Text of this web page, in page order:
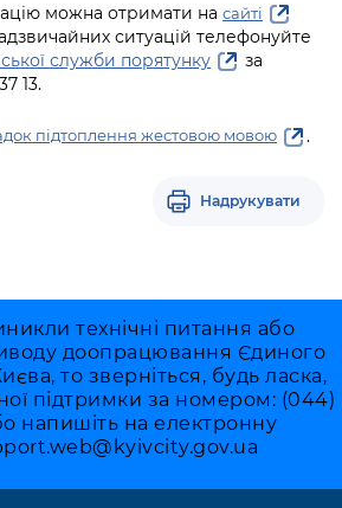
можна отримати на сайті
ситуацій телефонуйте
служби порятунку
за
13.
підтоплення жестовою мовою .
Надрукувати
технічні питання або
доопрацювання Єдиного
то зверніться, будь ласка,
підтримки за номером: (044)
напишіть на електронну